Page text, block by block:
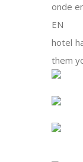
onde
EN
hotel
them